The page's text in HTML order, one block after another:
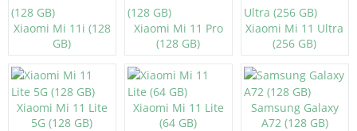
Xiaomi Mi 11i (128
GB)
Xiaomi Mi 11 Pro
(128 GB)
Xiaomi Mi 11 Ultra
(256 GB)
Xiaomi Mi 11 Lite
5G (128 GB)
Xiaomi Mi 11 Lite
(64 GB)
Samsung Galaxy
A72 (128 GB)